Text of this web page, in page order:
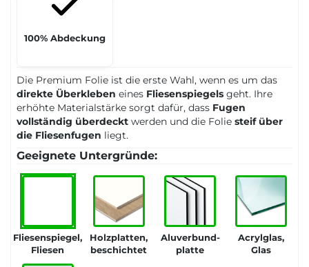
100% Abdeckung
Die Premium Folie ist die erste Wahl, wenn es um das
direkte Überkleben eines Fliesenspiegels geht. Ihre
erhöhte Materialstärke sorgt dafür, dass Fugen
vollständig überdeckt werden und die Folie steif über
die Fliesenfugen liegt.
Geeignete Untergründe:
Fliesenspiegel,
Fliesen
Holzplatten,
beschichtet
Aluverbund-
platte
Acrylglas,
Glas